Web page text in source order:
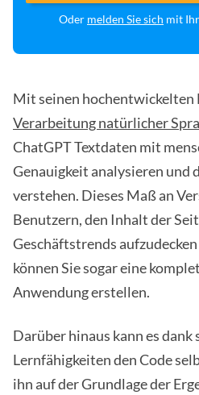
Oder melden Sie sich mit
Mit seinen hochentwickelten
Verarbeitung natürlicher
ChatGPT Textdaten mit
Genauigkeit analysieren und
verstehen. Dieses Maß an
Benutzern, den Inhalt der
Geschäftstrends
können Sie sogar eine
Anwendung erstellen.
Darüber hinaus kann es dank
Lernfähigkeiten den Code
ihn auf der Grundlage der